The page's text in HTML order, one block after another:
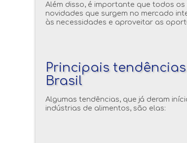
Além disso, é importante que todos
novidades que surgem no mercado
às necessidades e aproveitar as
Principais
Brasil
Algumas tendências, que já deram
indústrias de alimentos, são elas: